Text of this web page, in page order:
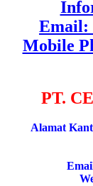
Email:
Mobile
PT.
Alamat